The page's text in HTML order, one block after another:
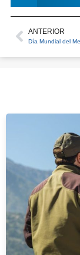
Prev
ANTERIOR